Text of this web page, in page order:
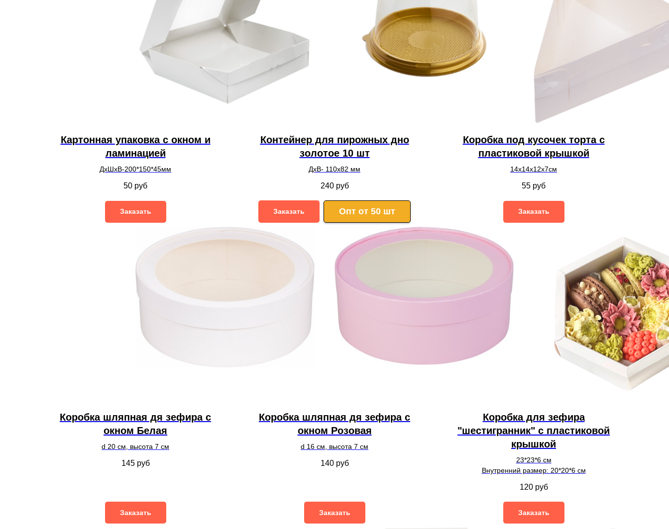
Картонная упаковка с окном и
ламинацией
ДхШхВ-200*150*45мм
50 руб
Заказать
Контейнер для пирожных дно
золотое 10 шт
ДхВ- 110х82 мм
240 руб
Заказать Опт от 50 шт
Коробка под кусочек торта с
пластиковой крышкой
14х14х12х7см
55 руб
Заказать
Коробка шляпная дя зефира с
окном Белая
d 20 см, высота 7 см
145 руб
Заказать
Коробка шляпная дя зефира с
окном Розовая
d 16 см, высота 7 см
140 руб
Заказать
Коробка для зефира
"шестигранник" с пластиковой
крышкой
23*23*6 см
Внутренний размер: 20*20*6 см
120 руб
Заказать